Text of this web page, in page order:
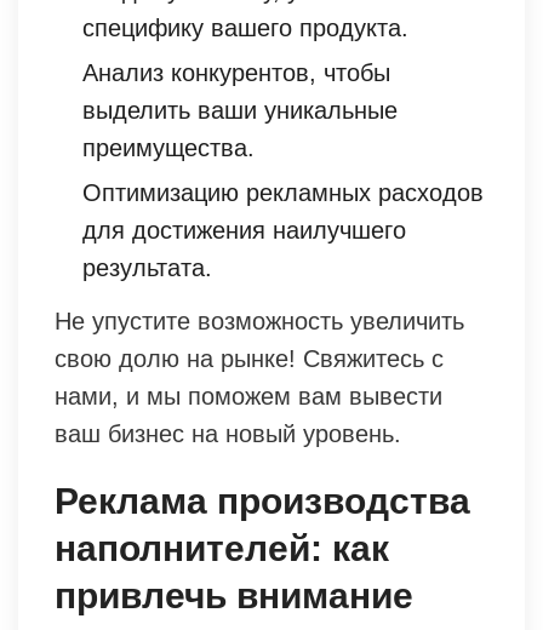
специфику вашего продукта.
Анализ конкурентов, чтобы
выделить ваши уникальные
преимущества.
Оптимизацию рекламных расходов
для достижения наилучшего
результата.
Не упустите возможность увеличить
свою долю на рынке! Свяжитесь с
нами, и мы поможем вам вывести
ваш бизнес на новый уровень.
Реклама производства
наполнителей: как
привлечь внимание